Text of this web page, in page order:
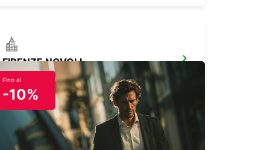
FIRENZE NOVOLI
FIRENZE - ITALY
Fino al
-10%